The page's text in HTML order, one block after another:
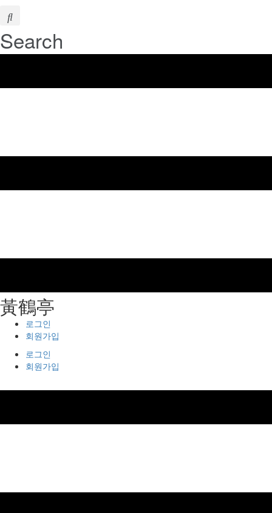
Search
⿈鶴亭
로그인
회원가입
로그인
회원가입